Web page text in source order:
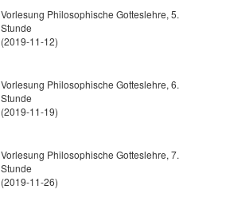
Vorlesung Philosophische Gotteslehre, 5.
Stunde
(2019-11-12)
Vorlesung Philosophische Gotteslehre, 6.
Stunde
(2019-11-19)
Vorlesung Philosophische Gotteslehre, 7.
Stunde
(2019-11-26)